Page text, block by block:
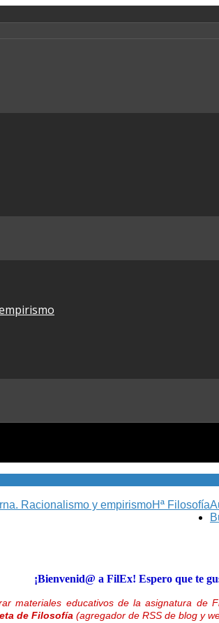
Hª Filosofía
Racionalismo y empirismo
¡Bienvenid@ a FilEx! Espero que te
materiales educativos de la asignatura de
de Filosofía (agregador de RSS de blog y